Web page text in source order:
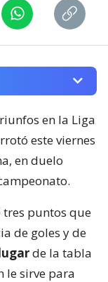
en la Liga
este viernes
en duelo
puntos que
de goles y de
de la tabla
le sirve para